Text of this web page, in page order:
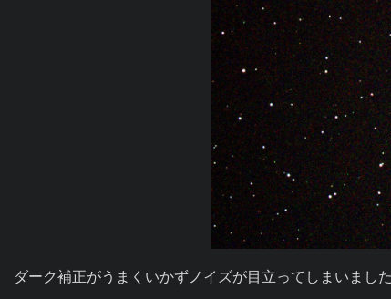
ダーク補正がうまくいかずノイズが目立ってしまいました